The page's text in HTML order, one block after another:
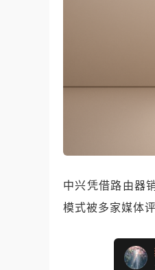
中兴凭借路由器
模式被多家媒体